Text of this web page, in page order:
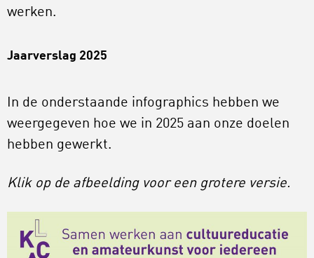
werken.
Jaarverslag 2025
In de onderstaande infographics hebben we
weergegeven hoe we in 2025 aan onze doelen
hebben gewerkt.
Klik op de afbeelding voor een grotere versie.